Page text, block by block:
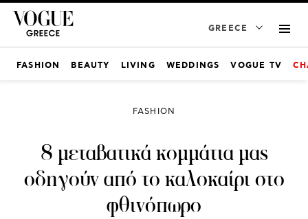
GREECE
FASHION BEAUTY LIVING WEDDINGS VOGUE TV
FASHION
8 μεταβατικά κομμάτια μας
οδηγούν από το καλοκαίρι στο
φθινόπωρο